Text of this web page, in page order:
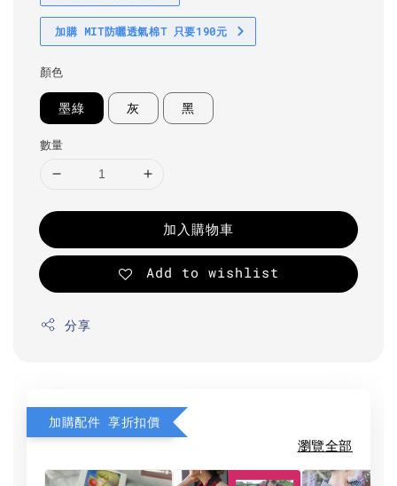
加購 MIT防曬透氣棉T 只要190元
顏色
墨綠 灰 黑
數量
加入購物車
Add to wishlist
分享
加購配件 享折扣價
瀏覽全部